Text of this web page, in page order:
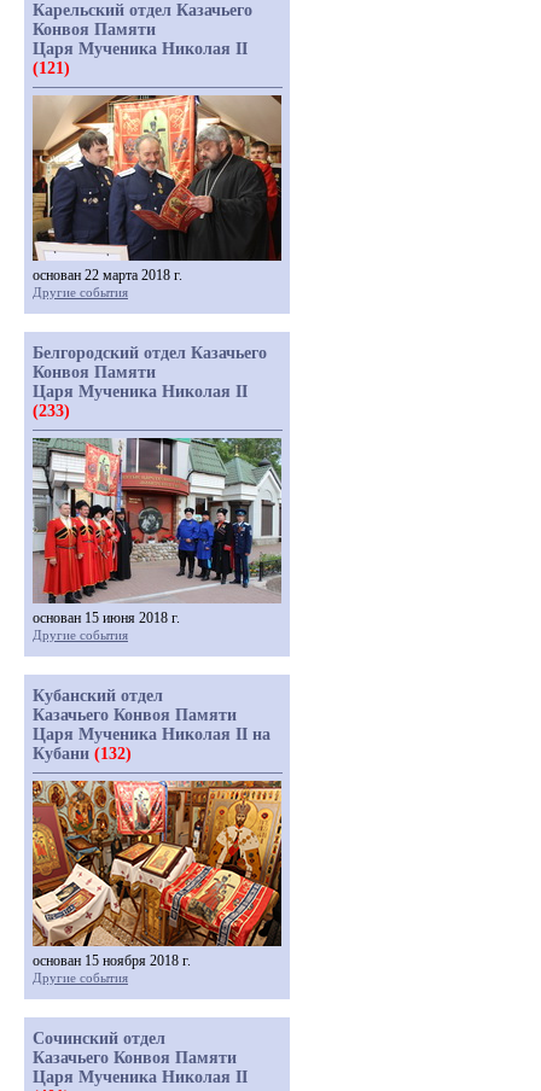
Карельский отдел Казачьего
Конвоя Памяти
Царя Мученика Николая II
(121)
основан 22 марта 2018 г.
Другие события
Белгородский отдел Казачьего
Конвоя Памяти
Царя Мученика Николая II
(233)
основан 15 июня 2018 г.
Другие события
Кубанский отдел
Казачьего Конвоя Памяти
Царя Мученика Николая II на
Кубани (132)
основан 15 ноября 2018 г.
Другие события
Сочинский отдел
Казачьего Конвоя Памяти
Царя Мученика Николая II